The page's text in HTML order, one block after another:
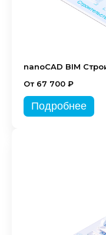
nanoCAD BIM
От 67 700 ₽
Подробнее